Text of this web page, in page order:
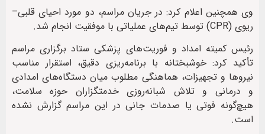
وی همچنین اعلام کرد: در جریان مراسم، دو مورد احیای قلبی–
ریوی (CPR) توسط تیم‌های عملیاتی با موفقیت انجام شد.
رئیس کمیته امداد و فوریت‌های پزشکی ستاد برگزاری مراسم
تأکید کرد: خوشبختانه با برنامه‌ریزی دقیق، استقرار مناسب
نیروها و تجهیزات، هماهنگی مطلوب میان دستگاه‌های امدادی
و درمانی و تلاش شبانه‌روزی خدمتگزاران حوزه سلامت،
هیچ‌گونه فوتی یا صدمات جانی در این مراسم گزارش نشده
است.